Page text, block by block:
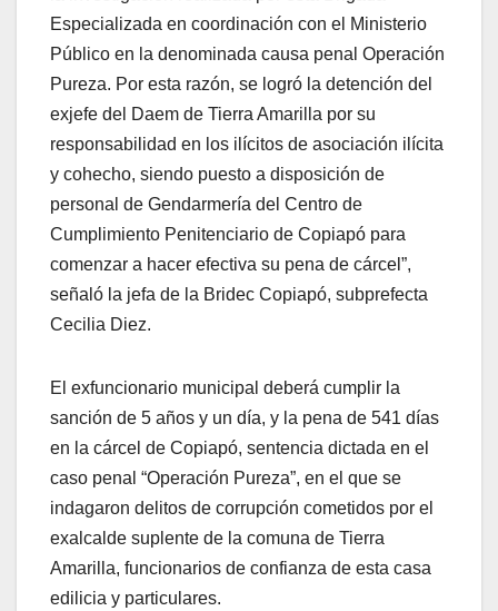
Especializada en coordinación con el Ministerio
Público en la denominada causa penal Operación
Pureza. Por esta razón, se logró la detención del
exjefe del Daem de Tierra Amarilla por su
responsabilidad en los ilícitos de asociación ilícita
y cohecho, siendo puesto a disposición de
personal de Gendarmería del Centro de
Cumplimiento Penitenciario de Copiapó para
comenzar a hacer efectiva su pena de cárcel”,
señaló la jefa de la Bridec Copiapó, subprefecta
Cecilia Diez.
El exfuncionario municipal deberá cumplir la
sanción de 5 años y un día, y la pena de 541 días
en la cárcel de Copiapó, sentencia dictada en el
caso penal “Operación Pureza”, en el que se
indagaron delitos de corrupción cometidos por el
exalcalde suplente de la comuna de Tierra
Amarilla, funcionarios de confianza de esta casa
edilicia y particulares.